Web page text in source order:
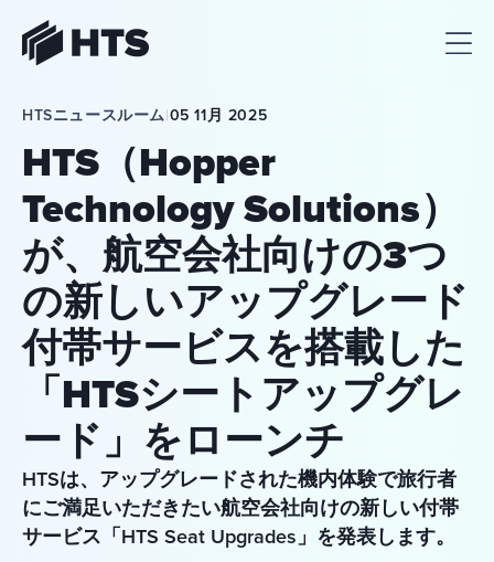
HTSニュースルーム 05 11月 2025
HTS（Hopper
Technology Solutions）
が、航空会社向けの3つ
の新しいアップグレード
付帯サービスを搭載した
「HTSシートアップグレ
ード」をローンチ
HTSは、アップグレードされた機内体験で旅行者
にご満足いただきたい航空会社向けの新しい付帯
サービス「HTS Seat Upgrades」を発表します。